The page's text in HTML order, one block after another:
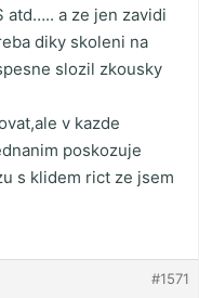
atd….. a ze jen zavidi
diky skoleni na
slozil zkousky
v kazde
poskozuje
s klidem rict ze jsem
#1571